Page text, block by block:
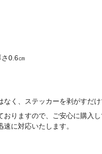
さ0.6㎝
なく、ステッカーを剥がすだ
おりますので、ご安心に購
に対応いたします。